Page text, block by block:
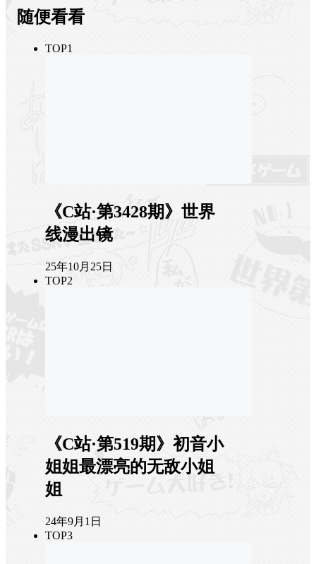
随便看看
TOP1
《C站·第3428期》世界
线漫出镜
25年10月25日
TOP2
《C站·第519期》初音小
姐姐最漂亮的无敌小姐
姐
24年9月1日
TOP3